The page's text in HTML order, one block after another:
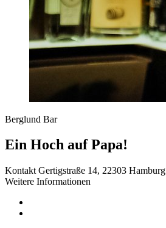
Berglund Bar
Ein Hoch auf Papa!
Kontakt Gertigstraße 14, 22303 Hamburg
Weitere Informationen